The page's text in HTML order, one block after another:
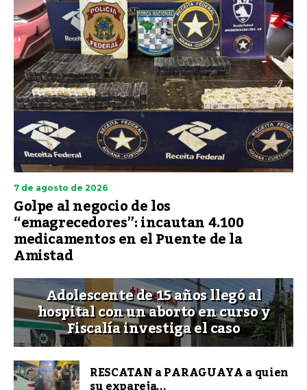
7 de agosto de 2026
Golpe al negocio de los
“emagrecedores”: incautan 4.100
medicamentos en el Puente de la
Amistad
Adolescente de 15 años llegó al
hospital con un aborto en curso y
Fiscalía investiga el caso
RESCATAN a PARAGUAYA a quien